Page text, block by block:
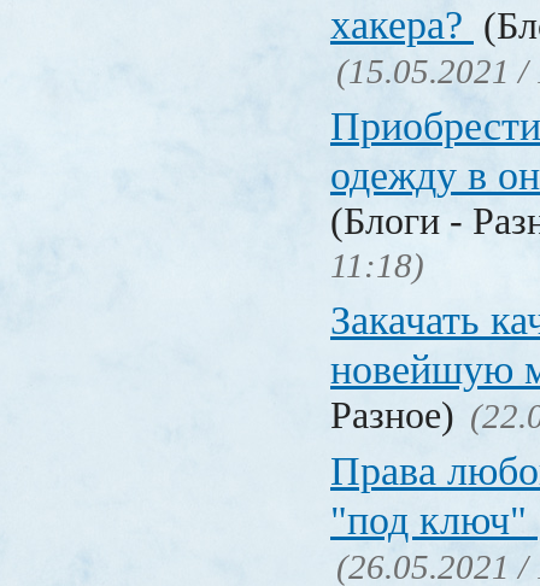
хакера?
(15.05.2021 /
одежду в
(Блоги -
11:18)
Закачать
новейшую
Разное)
Права
"под ключ"
(26.05.2021 /